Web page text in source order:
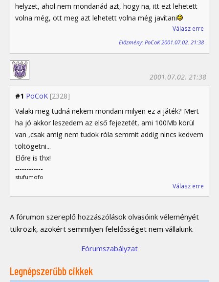
helyzet, ahol nem mondanád azt, hogy na, itt ezt lehetett
volna még, ott meg azt lehetett volna még javítani
Válasz erre
Előzmény: PoCoK 2001.07.02. 21:38
#1 PoCoK [2328]
2001.07.02. 21:38
Valaki meg tudná nekem mondani milyen ez a játék? Mert
ha jó akkor leszedem az első fejezetét, ami 100Mb körül
van ,csak amíg nem tudok róla semmit addig nincs kedvem
töltögetni...
Előre is thx!
stufumofo
Válasz erre
A fórumon szereplő hozzászólások olvasóink véleményét
tükrözik, azokért semmilyen felelősséget nem vállalunk.
Fórumszabályzat
Legnépszerűbb cikkek